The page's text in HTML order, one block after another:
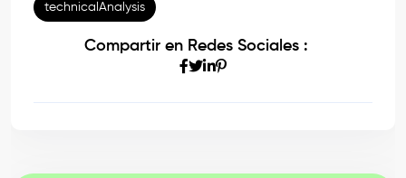
technicalAnalysis
Compartir en Redes Sociales :